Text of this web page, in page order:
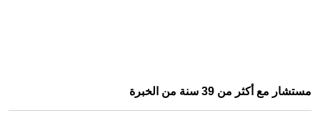
مستشار مع أكثر من 39 سنة من الخبرة